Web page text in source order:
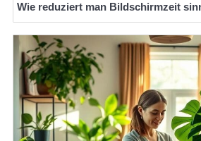
Wie reduziert man Bildschirmzeit